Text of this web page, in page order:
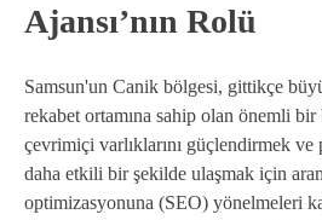
Ajansı’nın Rolü
Samsun'un Canik bölgesi, gittikçe
rekabet ortamına sahip olan önemli
çevrimiçi varlıklarını güçlendirmek
daha etkili bir şekilde ulaşmak için
optimizasyonuna (SEO) yönelmeleri